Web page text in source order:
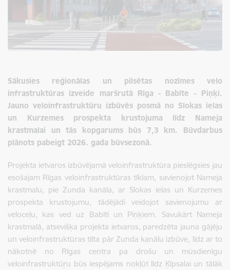
Sākusies reģionālas un pilsētas nozīmes velo
infrastruktūras izveide maršrutā Rīga - Babīte - Piņķi.
Jauno veloinfrastruktūru izbūvēs posmā no Slokas ielas
un Kurzemes prospekta krustojuma līdz Nameja
krastmalai un tās kopgarums būs 7,3 km. Būvdarbus
plānots pabeigt 2026. gada būvsezonā.
Projekta ietvaros izbūvējamā veloinfrastruktūra pieslēgsies jau
esošajam Rīgas veloinfrastruktūras tīklam, savienojot Nameja
krastmalu, pie Zunda kanāla, ar Slokas ielas un Kurzemes
prospekta krustojumu, tādējādi veidojot savienojumu ar
veloceļu, kas ved uz Babīti un Piņķiem. Savukārt Nameja
krastmalā, atsevišķa projekta ietvaros, paredzēta jauna gājēju
un veloinfrastruktūras tilta pār Zunda kanālu izbūve, līdz ar to
nākotnē no Rīgas centra pa drošu un mūsdienīgu
veloinfrastruktūŗu būs iespējams nokļūt līdz Ķīpsalai un tālāk